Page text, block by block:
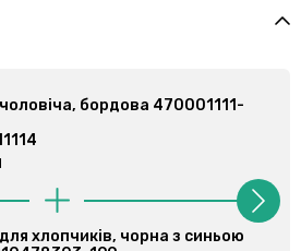
бордова 470001111-
чорна з синьою